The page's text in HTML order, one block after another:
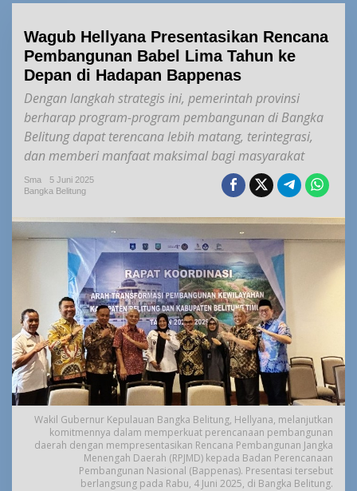
Wagub Hellyana Presentasikan Rencana
Pembangunan Babel Lima Tahun ke
Depan di Hadapan Bappenas
Dengan langkah strategis ini, pemerintah provinsi
berharap program-program pembangunan di Bangka
Belitung dapat terencana lebih matang, terintegrasi,
dan memberi manfaat maksimal bagi masyarakat
Sma
5 Juni 2025
Bangka Belitung
Wakil Gubernur Kepulauan Bangka Belitung, Hellyana, melanjutkan
komitmennya dalam memperkuat perencanaan pembangunan
daerah dengan mempresentasikan Rencana Pembangunan Jangka
Menengah Daerah (RPJMD) kepada Badan Perencanaan
Pembangunan Nasional (Bappenas). Presentasi tersebut
berlangsung pada Rabu, 4 Juni 2025, di Bangka Belitung.